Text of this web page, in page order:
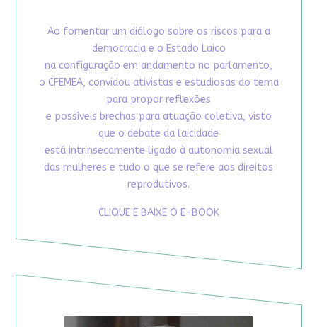
Ao fomentar um diálogo sobre os riscos para a
democracia e o Estado Laico
na configuração em andamento no parlamento,
o CFEMEA, convidou ativistas e estudiosas do tema
para propor reflexões
e possíveis brechas para atuação coletiva, visto
que o debate da laicidade
está intrinsecamente ligado à autonomia sexual
das mulheres e tudo o que se refere aos direitos
reprodutivos.
CLIQUE E BAIXE O E-BOOK